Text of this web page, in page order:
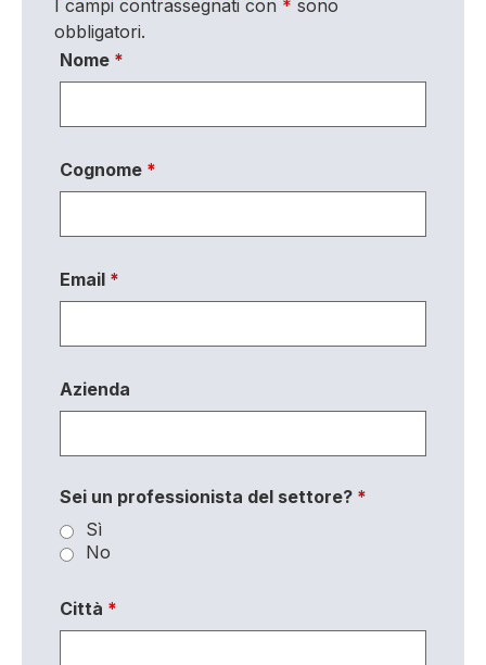
I campi contrassegnati con * sono
obbligatori.
Nome *
Cognome *
Email *
Azienda
Sei un professionista del settore? *
Sì
No
Città *